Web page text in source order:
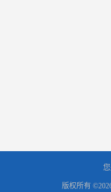
版权所有